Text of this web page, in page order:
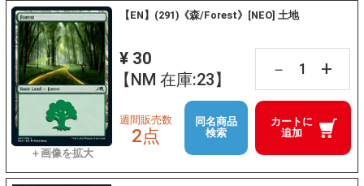
【EN】(291)《森/Forest》[NEO] 土地
¥ 30
【NM 在庫:23】
－ +
カートに
追加
週間販売数
2点
同名商品
検索